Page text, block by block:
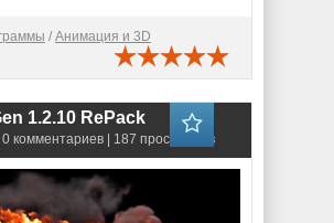
/ Анимация и 3D
1.2.10 RePack
0 комментариев | 187 просмотров